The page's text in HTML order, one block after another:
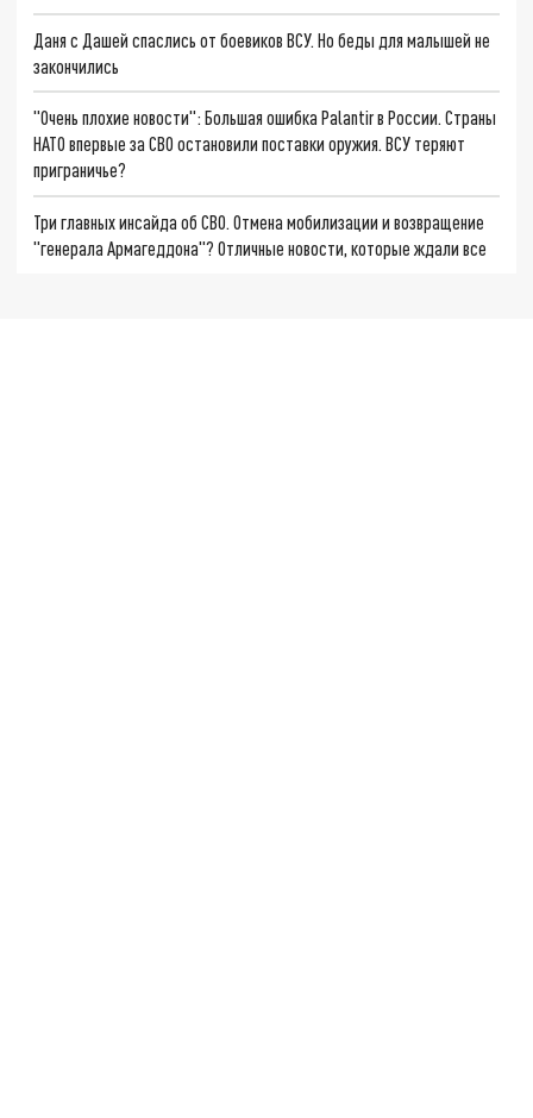
Даня с Дашей спаслись от боевиков ВСУ. Но беды для малышей не
закончились
"Очень плохие новости": Большая ошибка Palantir в России. Страны
НАТО впервые за СВО остановили поставки оружия. ВСУ теряют
приграничье?
Три главных инсайда об СВО. Отмена мобилизации и возвращение
"генерала Армагеддона"? Отличные новости, которые ждали все